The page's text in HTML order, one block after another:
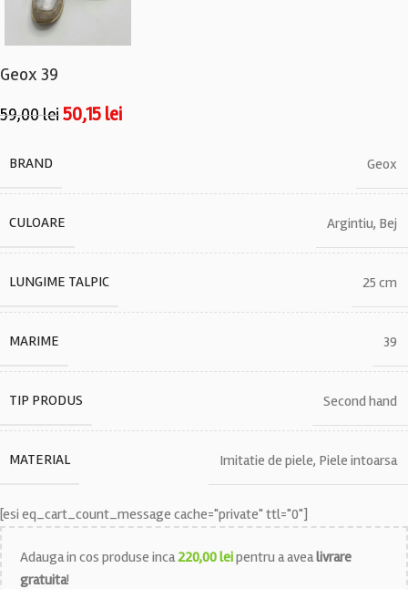
Geox 39
59,00lei50,15 lei
BRAND Geox
CULOARE Argintiu, Bej
LUNGIME TALPIC 25 cm
MARIME 39
TIP PRODUS Second hand
MATERIAL Imitatie de piele, Piele intoarsa
[esi eq_cart_count_message cache="private" ttl="0"]
Adauga in cos produse inca220,00leipentru a avealivrare
gratuita!